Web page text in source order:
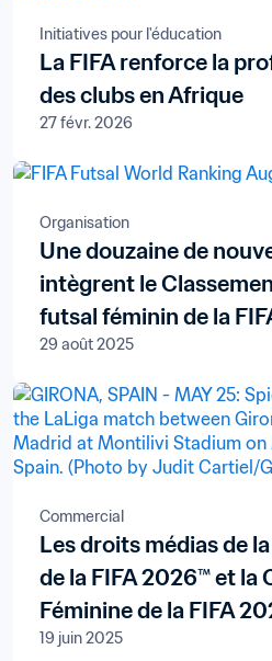
Initiatives pour l'éducation
La FIFA renforce la
des clubs en Afrique
27 févr. 2026
Organisation
Une douzaine de
intègrent le
futsal féminin de la
29 août 2025
Commercial
Les droits médias de
de la FIFA 2026™ et la
Féminine de la FIFA
subsaharienne
19 juin 2025